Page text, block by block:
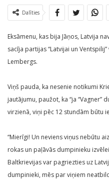
Dalīties
Eksāmenu, kas bija Jāņos, Latvija
sacīja partijas “Latvijai un
Lembergs.
Viņš pauda, ka nesenie notikumi
jautājumu, paužot, ka “ja “Vagner”
virzienā, viņi pēc 12 stundām būtu
“Mierīgi! Un neviens viņus nebūtu
rokas un paļāvās dumpinieku
Baltkrievijas var pagriezties uz
dumpinieki, mēs par viņiem